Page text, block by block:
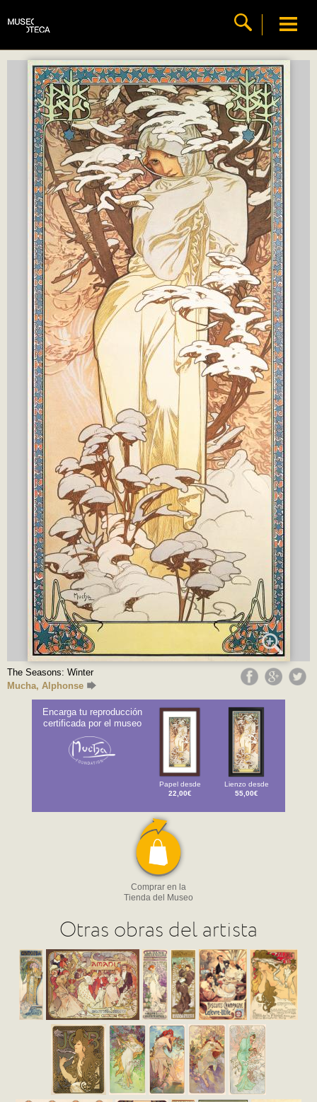
The Seasons: Winter
Mucha, Alphonse
Encarga tu reproducción
certificada por el museo
Papel desde
22,00€
Lienzo desde
55,00€
Comprar en la
Tienda del Museo
Otras obras del artista